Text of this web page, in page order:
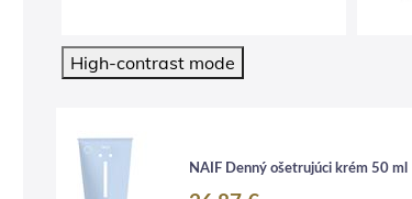
High-contrast mode
NAÏF Denný ošetrujúci krém 50 ml